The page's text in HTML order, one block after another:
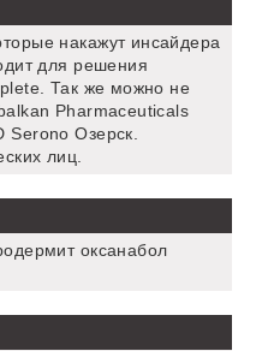
накажут инсайдера
для решения
Так же можно не
Pharmaceuticals
Serono Озерск.
лиц.
оксанабол